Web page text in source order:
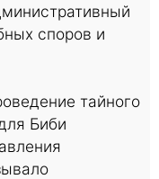
споров и
тайного
Биби